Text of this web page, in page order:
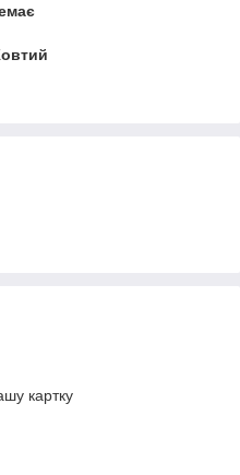
картку